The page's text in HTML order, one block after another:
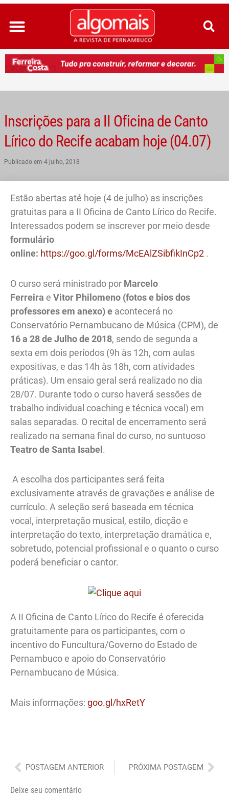
Ir
para
conteúdo
Inscrições para a II Oficina de Canto
Lírico do Recife acabam hoje (04.07)
Publicado em 4 julho, 2018
Estão abertas até hoje (4 de julho) as inscrições
gratuitas para a II Oficina de Canto Lírico do Recife.
Interessados podem se inscrever por meio desde
formulário
online: https://goo.gl/forms/McEAlZSibfikInCp2 .​
O curso será ministrado por Marcelo
Ferreira e Vitor Philomeno (fotos e bios dos
professores em anexo) e acontecerá no
Conservatório Pernambucano de Música (CPM), de
16 a 28 de Julho de 2018, sendo de segunda a
sexta em dois períodos (9h às 12h, com aulas
expositivas, e das 14h às 18h, com atividades
práticas). Um ensaio geral será realizado no dia
28/07. Durante todo o curso haverá sessões de
trabalho individual coaching e técnica vocal) em
salas separadas. O recital de encerramento será
realizado na semana final do curso, no suntuoso
Teatro de Santa Isabel.
​ A escolha dos participantes será feita
exclusivamente através de gravações e análise de
currículo. A seleção será baseada em técnica
vocal, interpretação musical, estilo, dicção e
interpretação do texto, interpretação dramática e,
sobretudo, potencial profissional e o quanto o curso
poderá beneficiar o cantor. ​
A II Oficina de Canto Lírico do Recife é oferecida
gratuitamente para os participantes, com o
incentivo do Funcultura/Governo do Estado de
Pernambuco e apoio do Conservatório
Pernambucano de Música.
Mais informações: goo.gl/hxRetY
Anterior
POSTAGEM ANTERIOR PRÓXIMA POSTAGEM
Deixe seu comentário